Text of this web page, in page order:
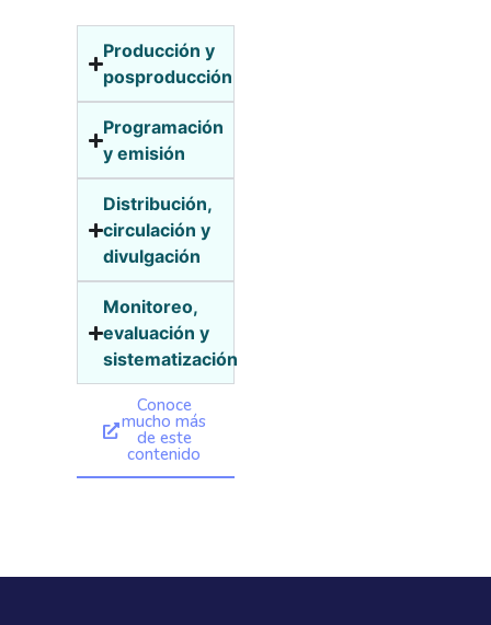
Producción y
posproducción
Programación
y emisión
Distribución,
circulación y
divulgación
Monitoreo,
evaluación y
sistematización
Conoce
mucho más
de este
contenido